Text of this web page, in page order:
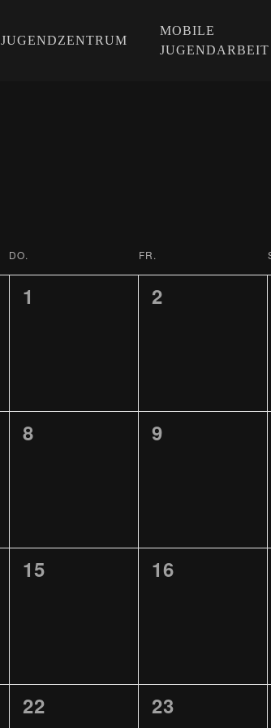
JUGENDZENTRUM
MOBILE
JUGENDARBEIT
DO. FR.
0
1
0
2
0
8
0
9
0
15
0
16
0
22
0
23